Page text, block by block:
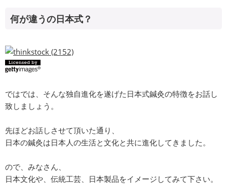
何が違うの日本式？
ではでは、そんな独自進化を遂げた日本式鍼灸の特徴をお話し
致しましょう。
先ほどお話しさせて頂いた通り、
日本の鍼灸は日本人の生活と文化と共に進化してきました。
ので、みなさん、
日本文化や、伝統工芸、日本製品をイメージしてみて下さい。